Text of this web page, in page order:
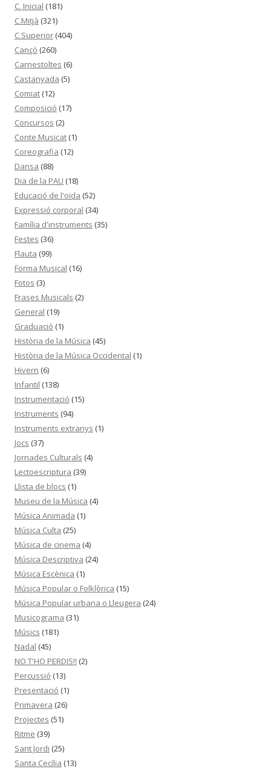
C. Inicial (181)
C.Mitjà (321)
C.Superior (404)
Cançó (260)
Carnestoltes (6)
Castanyada (5)
Comiat (12)
Composició (17)
Concursos (2)
Conte Musicat (1)
Coreografia (12)
Dansa (88)
Dia de la PAU (18)
Educació de l'oïda (52)
Expressió corporal (34)
Família d'instruments (35)
Festes (36)
Flauta (99)
Forma Musical (16)
Fotos (3)
Frases Musicals (2)
General (19)
Graduació (1)
Història de la Música (45)
Història de la Música Occidental (1)
Hivern (6)
Infantil (138)
Instrumentació (15)
Instruments (94)
Instruments extranys (1)
Jocs (37)
Jornades Culturals (4)
Lectoescriptura (39)
Llista de blocs (1)
Museu de la Música (4)
Música Animada (1)
Música Culta (25)
Música de cinema (4)
Música Descriptiva (24)
Música Escènica (1)
Música Popular o Folklòrica (15)
Música Popular urbana o Lleugera (24)
Musicograma (31)
Músics (181)
Nadal (45)
NO T'HO PERDIS!! (2)
Percussió (13)
Presentació (1)
Primavera (26)
Projectes (51)
Ritme (39)
Sant Jordi (25)
Santa Cecília (13)